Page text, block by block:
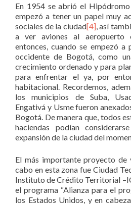
En 1954 se abrió el
empezó a tener un papel muy
sociales de la ciudad[4], así
a ver aviones al aeropuerto
entonces, cuando se empezó a
occidente de Bogotá, como
crecimiento ordenado y para
para enfrentar el ya, por
habitacional. Recordemos,
los municipios de Suba,
Engativá y Usme fueron
Bogotá. De manera que, todos
haciendas podían
expansión de la ciudad del
El más importante proyecto de
cabo en esta zona fue Ciudad
Instituto de Crédito Territorial
el programa “Alianza para el
los Estados Unidos, y en